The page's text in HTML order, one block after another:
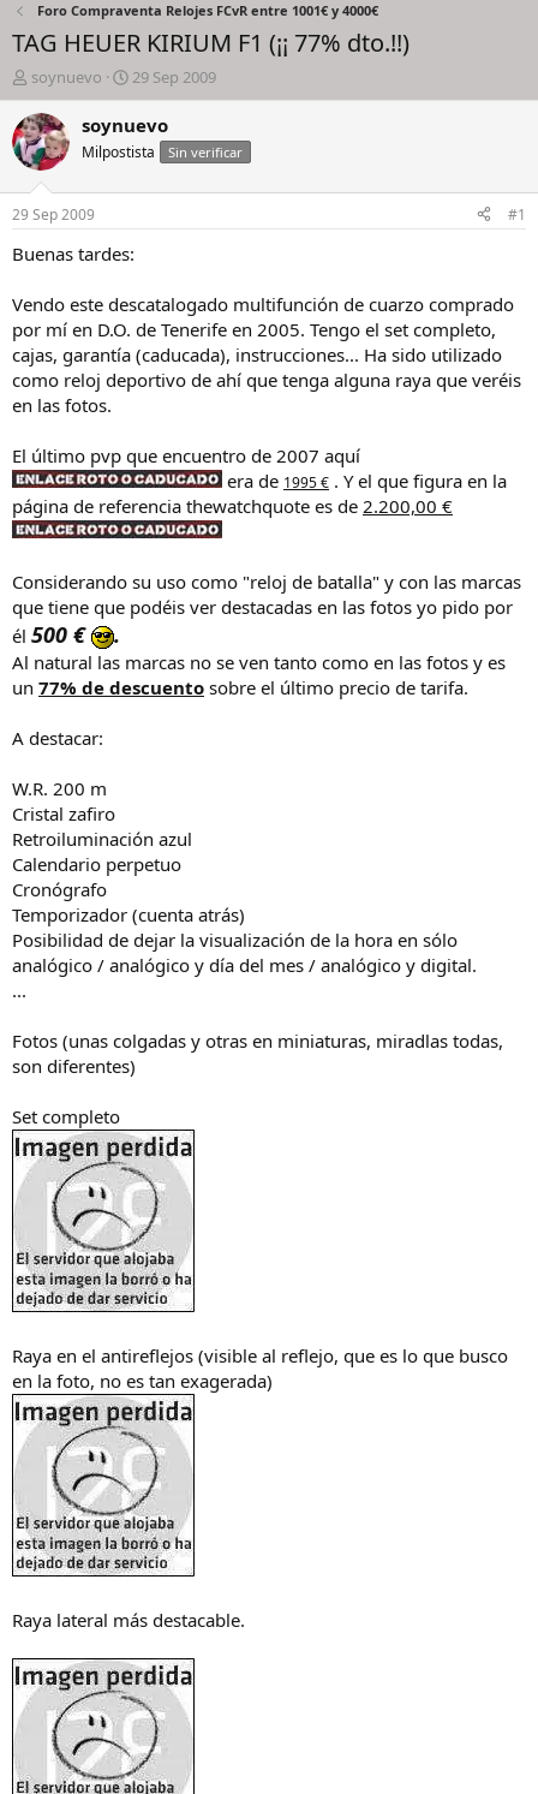
Foro Compraventa Relojes FCvR entre 1001€ y 4000€
TAG HEUER KIRIUM F1 (¡¡ 77% dto.!!)
I
n
i
c
i
a
d
o
r
l
h
i
l
o
soynuevo
F
e
c
h
a
i
n
i
o
29 Sep 2009
soynuevo
Milpostista Sin verificar
29 Sep 2009 #1
Buenas tardes:
Vendo este descatalogado multifunción de cuarzo comprado
por mí en D.O. de Tenerife en 2005. Tengo el set completo,
cajas, garantía (caducada), instrucciones... Ha sido utilizado
como reloj deportivo de ahí que tenga alguna raya que veréis
en las fotos.
El último pvp que encuentro de 2007 aquí
era de 1995 € . Y el que figura en la
página de referencia thewatchquote es de 2.200,00 €
Considerando su uso como "reloj de batalla" y con las marcas
que tiene que podéis ver destacadas en las fotos yo pido por
él 500 € .
Al natural las marcas no se ven tanto como en las fotos y es
un 77% de descuento sobre el último precio de tarifa.
A destacar:
W.R. 200 m
Cristal zafiro
Retroiluminación azul
Calendario perpetuo
Cronógrafo
Temporizador (cuenta atrás)
Posibilidad de dejar la visualización de la hora en sólo
analógico / analógico y día del mes / analógico y digital.
...
Fotos (unas colgadas y otras en miniaturas, miradlas todas,
son diferentes)
Set completo
Raya en el antireflejos (visible al reflejo, que es lo que busco
en la foto, no es tan exagerada)
Raya lateral más destacable.